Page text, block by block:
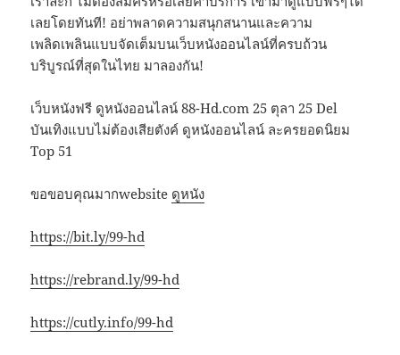
เลยโดยทันที! อย่าพลาดความสนุกสนานและความ
เพลิดเพลินแบบจัดเต็มบนเว็บหนังออนไลน์ที่ครบถ้วน
บริบูรณ์ที่สุดในไทย มาลองกัน!
เว็บหนังฟรี ดูหนังออนไลน์ 88-Hd.com 25 ตุลา 25 Del
บันเทิงแบบไม่ต้องเสียตังค์ ดูหนังออนไลน์ ละครยอดนิยม
Top 51
ขอขอบคุณมากwebsite ดูหนัง
https://bit.ly/99-hd
https://rebrand.ly/99-hd
https://cutly.info/99-hd